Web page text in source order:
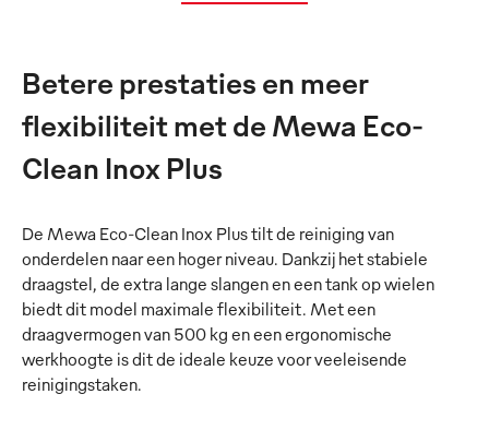
Betere prestaties en meer
flexibiliteit met de Mewa Eco-
Clean Inox Plus
De Mewa Eco-Clean Inox Plus tilt de reiniging van
onderdelen naar een hoger niveau. Dankzij het stabiele
draagstel, de extra lange slangen en een tank op wielen
biedt dit model maximale flexibiliteit. Met een
draagvermogen van 500 kg en een ergonomische
werkhoogte is dit de ideale keuze voor veeleisende
reinigingstaken.